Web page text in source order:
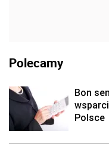
Polecamy
Bon
Polsce